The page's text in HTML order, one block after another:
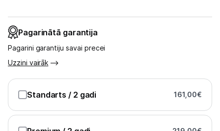
Piegāde un apmaksa
Tehnikas izvešana
Pagarinātā garantija
Pagarini garantiju savai precei
Uzzini vairāk
Standarts / 2 gadi 161,00€